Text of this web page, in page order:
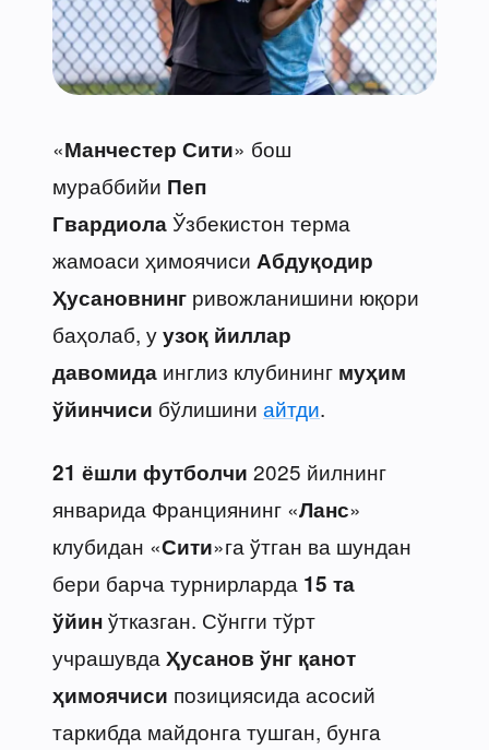
«Манчестер Сити» бош
мураббийи Пеп
ГвардиолаЎзбекистон терма
жамоаси ҳимоячиси Абдуқодир
Ҳусановнинг ривожланишини юқори
баҳолаб, уузоқ йиллар
давомида инглиз клубининг муҳим
ўйинчиси бўлишини айтди.
21 ёшли футболчи 2025 йилнинг
январида Франциянинг «Ланс»
клубидан «Сити»га ўтган ва шундан
бери барча турнирларда 15 та
ўйинўтказган. Сўнгги тўрт
учрашувда Ҳусанов ўнг қанот
ҳимоячиси позициясида асосий
таркибда майдонга тушган, бунга